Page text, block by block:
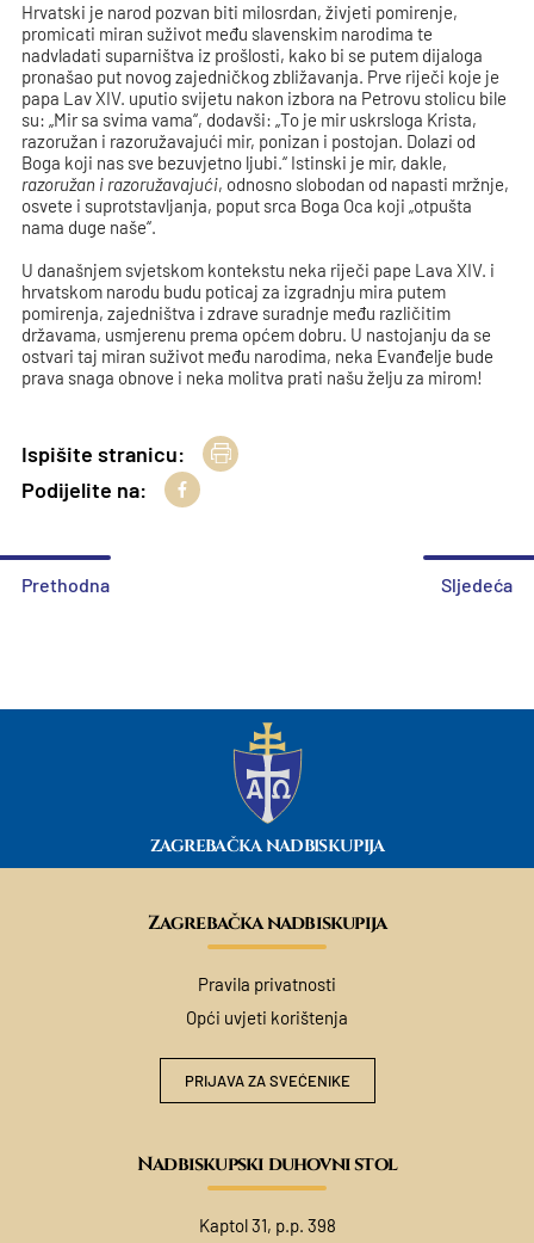
Hrvatski je narod pozvan biti milosrdan, živjeti pomirenje,
promicati miran suživot među slavenskim narodima te
nadvladati suparništva iz prošlosti, kako bi se putem dijaloga
pronašao put novog zajedničkog zbližavanja. Prve riječi koje je
papa Lav XIV. uputio svijetu nakon izbora na Petrovu stolicu bile
su: „Mir sa svima vama“, dodavši: „To je mir uskrsloga Krista,
razoružan i razoružavajući mir, ponizan i postojan. Dolazi od
Boga koji nas sve bezuvjetno ljubi.“ Istinski je mir, dakle,
razoružan i razoružavajući, odnosno slobodan od napasti mržnje,
osvete i suprotstavljanja, poput srca Boga Oca koji „otpušta
nama duge naše“.
U današnjem svjetskom kontekstu neka riječi pape Lava XIV. i
hrvatskom narodu budu poticaj za izgradnju mira putem
pomirenja, zajedništva i zdrave suradnje među različitim
državama, usmjerenu prema općem dobru. U nastojanju da se
ostvari taj miran suživot među narodima, neka Evanđelje bude
prava snaga obnove i neka molitva prati našu želju za mirom!
Ispišite stranicu:
Podijelite na:
Prethodna Sljedeća
ZAGREBAČKA NADBISKUPIJA
Zagrebačka nadbiskupija
Pravila privatnosti
Opći uvjeti korištenja
PRIJAVA ZA SVEĆENIKE
Nadbiskupski duhovni stol
Kaptol 31, p.p. 398